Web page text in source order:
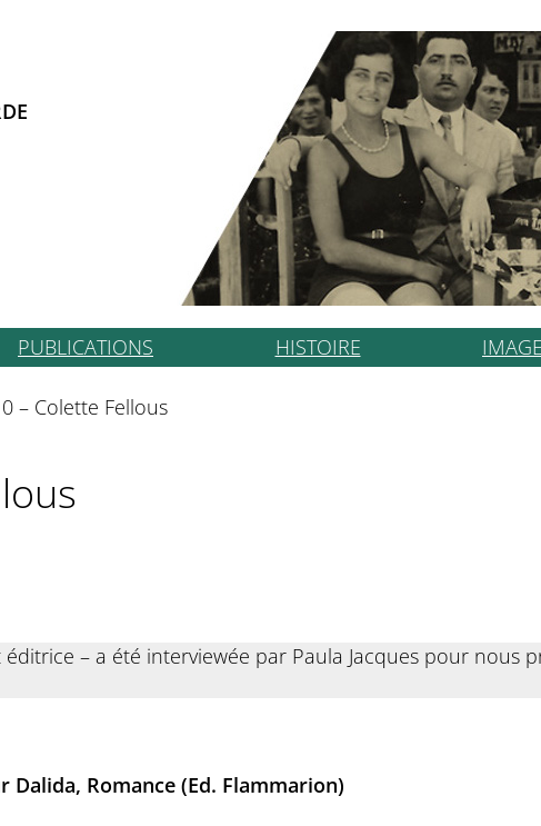
PUBLICATIONS HISTOIRE
– Colette Fellous
– a été interviewée par Paula Jacques pour nous
Dalida, Romance (Ed. Flammarion)